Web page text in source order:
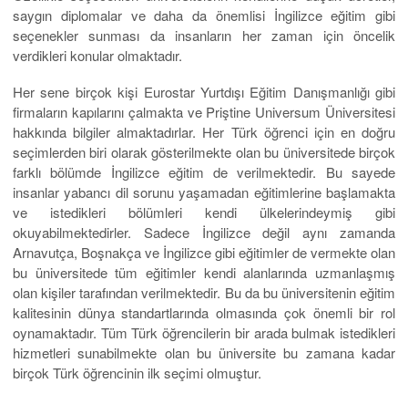
saygın diplomalar ve daha da önemlisi İngilizce eğitim gibi
seçenekler sunması da insanların her zaman için öncelik
verdikleri konular olmaktadır.
Her sene birçok kişi Eurostar Yurtdışı Eğitim Danışmanlığı gibi
firmaların kapılarını çalmakta ve Priştine Universum Üniversitesi
hakkında bilgiler almaktadırlar. Her Türk öğrenci için en doğru
seçimlerden biri olarak gösterilmekte olan bu üniversitede birçok
farklı bölümde İngilizce eğitim de verilmektedir. Bu sayede
insanlar yabancı dil sorunu yaşamadan eğitimlerine başlamakta
ve istedikleri bölümleri kendi ülkelerindeymiş gibi
okuyabilmektedirler. Sadece İngilizce değil aynı zamanda
Arnavutça, Boşnakça ve İngilizce gibi eğitimler de vermekte olan
bu üniversitede tüm eğitimler kendi alanlarında uzmanlaşmış
olan kişiler tarafından verilmektedir. Bu da bu üniversitenin eğitim
kalitesinin dünya standartlarında olmasında çok önemli bir rol
oynamaktadır. Tüm Türk öğrencilerin bir arada bulmak istedikleri
hizmetleri sunabilmekte olan bu üniversite bu zamana kadar
birçok Türk öğrencinin ilk seçimi olmuştur.